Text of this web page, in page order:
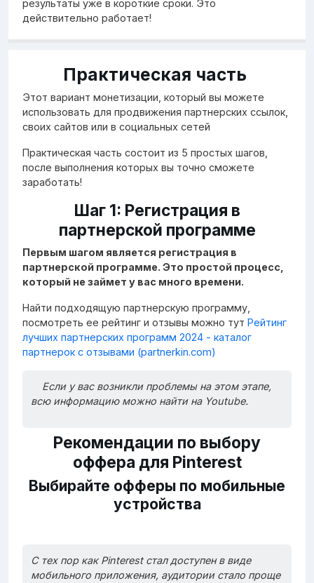
результаты уже в короткие сроки. Это
действительно работает!
Практическая часть
Этот вариант монетизации, который вы можете
использовать для продвижения партнерских ссылок,
своих сайтов или в социальных сетей
Практическая часть состоит из 5 простых шагов,
после выполнения которых вы точно сможете
заработать!
Шаг 1: Регистрация в
партнерской программе
Первым шагом является регистрация в
партнерской программе. Это простой процесс,
который не займет у вас много времени.
Найти подходящую партнерскую программу,
посмотреть ее рейтинг и отзывы можно тут Рейтинг
лучших партнерских программ 2024 - каталог
партнерок с отзывами (partnerkin.com)
Если у вас возникли проблемы на этом этапе,
всю информацию можно найти на Youtube.
Рекомендации по выбору
оффера для Pinterest
Выбирайте офферы по мобильные
устройства
С тех пор как Pinterest стал доступен в виде
мобильного приложения, аудитории стало проще